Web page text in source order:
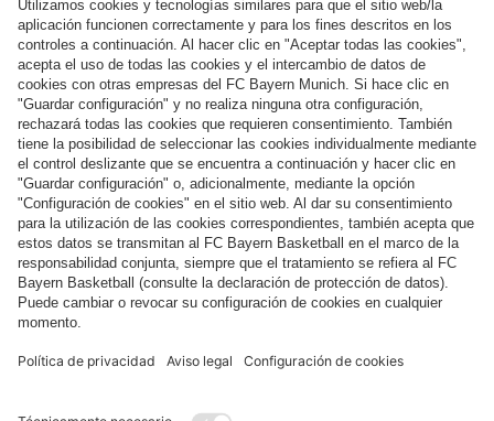
Síguenos
Pago y entrega
FC Bayern Store App